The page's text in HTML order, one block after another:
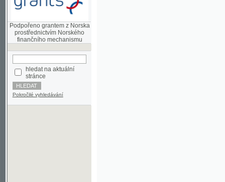
Podpořeno grantem z Norska
prostřednictvím Norského
hledat na aktuální
stránce
Pokročilé vyhledávání